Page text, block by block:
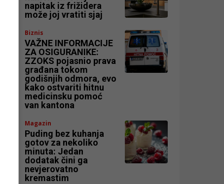
napitak iz frižidera
može joj vratiti sjaj
Biznis
VAŽNE INFORMACIJE
ZA OSIGURANIKE:
ZZOKS pojasnio prava
građana tokom
godišnjih odmora, evo
kako ostvariti hitnu
medicinsku pomoć
van kantona
Magazin
Puding bez kuhanja
gotov za nekoliko
minuta: Jedan
dodatak čini ga
nevjerovatno
kremastim